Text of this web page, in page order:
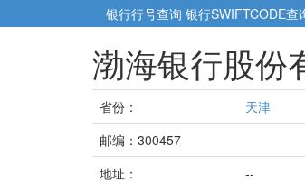
银行行号查询 银行SWIFTCODE查
渤海银行股份
省份： 天津
邮编：300457
地址：
--